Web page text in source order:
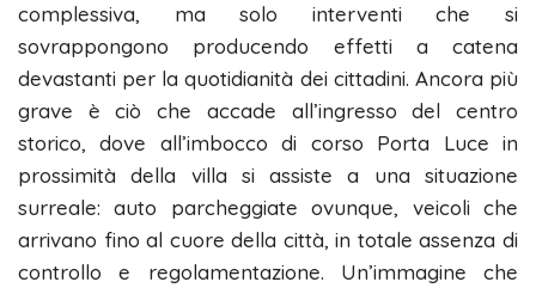
complessiva, ma solo interventi che si
sovrappongono producendo effetti a catena
devastanti per la quotidianità dei cittadini. Ancora più
grave è ciò che accade all’ingresso del centro
storico, dove all’imbocco di corso Porta Luce in
prossimità della villa si assiste a una situazione
surreale: auto parcheggiate ovunque, veicoli che
arrivano fino al cuore della città, in totale assenza di
controllo e regolamentazione. Un’immagine che